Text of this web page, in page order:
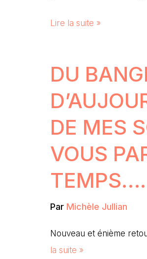
Lire la suite »
DU
DE MES
VOUS
TEMPS….
Par Michèle Jullian
Nouveau et énième
la suite »